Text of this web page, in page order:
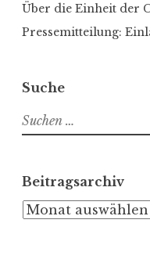
Über die Einheit der
Pressemitteilung:
Suche
Suche
nach:
Beitragsarchiv
Beitragsarchiv